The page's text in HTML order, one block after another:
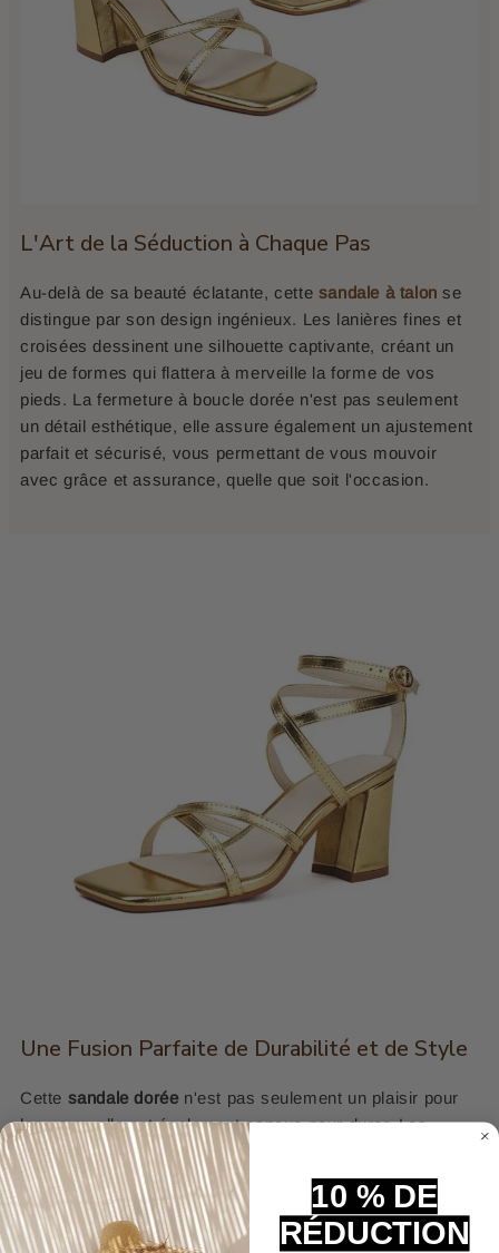
L'Art de la Séduction à Chaque Pas
Au-delà de sa beauté éclatante, cette sandale à talon se
distingue par son design ingénieux. Les lanières fines et
croisées dessinent une silhouette captivante, créant un
jeu de formes qui flattera à merveille la forme de vos
pieds. La fermeture à boucle dorée n'est pas seulement
un détail esthétique, elle assure également un ajustement
parfait et sécurisé, vous permettant de vous mouvoir
avec grâce et assurance, quelle que soit l'occasion.
Une Fusion Parfaite de Durabilité et de Style
Cette sandale dorée n'est pas seulement un plaisir pour
les yeux, elle est également conçue pour durer. Les
matériaux choisis, du cuir à la microfibre, en passant par
le caoutchouc, sont synonymes de durabilité et de
résistance. Cette conception réfléchie garantit que vos
sandales restent aussi belles qu'au premier jour, même
10 % DE
RÉDUCTION